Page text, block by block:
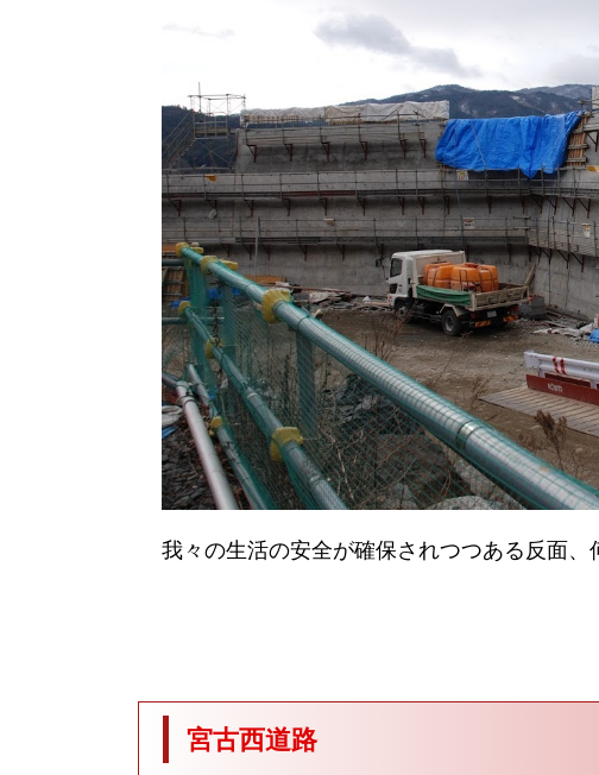
我々の生活の安全が確保されつつある反面、
宮古西道路